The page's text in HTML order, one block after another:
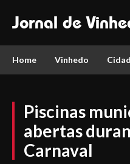
Jornal de
Home Vinhedo
Piscinas
abertas
Carnaval